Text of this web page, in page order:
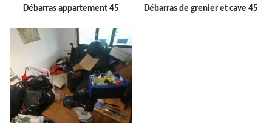
Débarras appartement 45 Débarras de grenier et cave 45